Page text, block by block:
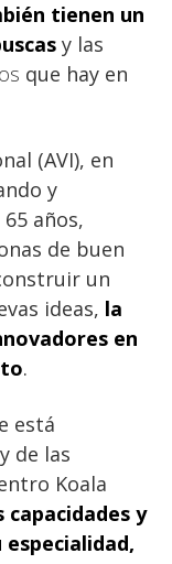
tienen un
y las
que hay en
(AVI), en
y
años,
de buen
un
ideas, la
en
.
está
de las
Koala
y